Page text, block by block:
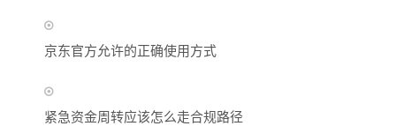
京东官方允许的正确使用方式
紧急资金周转应该怎么走合规路径